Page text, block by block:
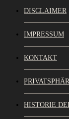
DISCLAIMER
IMPRESSUM
KONTAKT
HISTORIE